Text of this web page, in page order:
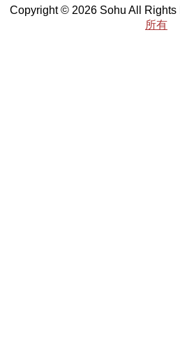
Copyright © 2026 Sohu All Rights
所有